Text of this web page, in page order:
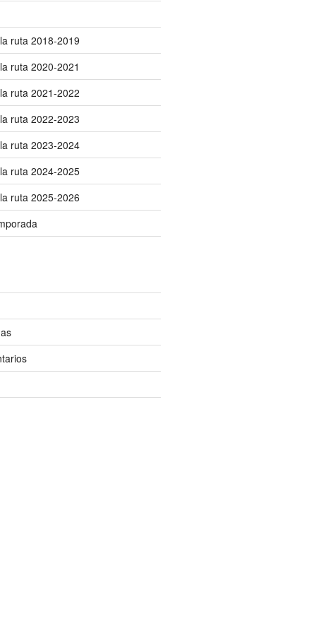
ruta 2018-2019
ruta 2020-2021
ruta 2021-2022
ruta 2022-2023
ruta 2023-2024
ruta 2024-2025
ruta 2025-2026